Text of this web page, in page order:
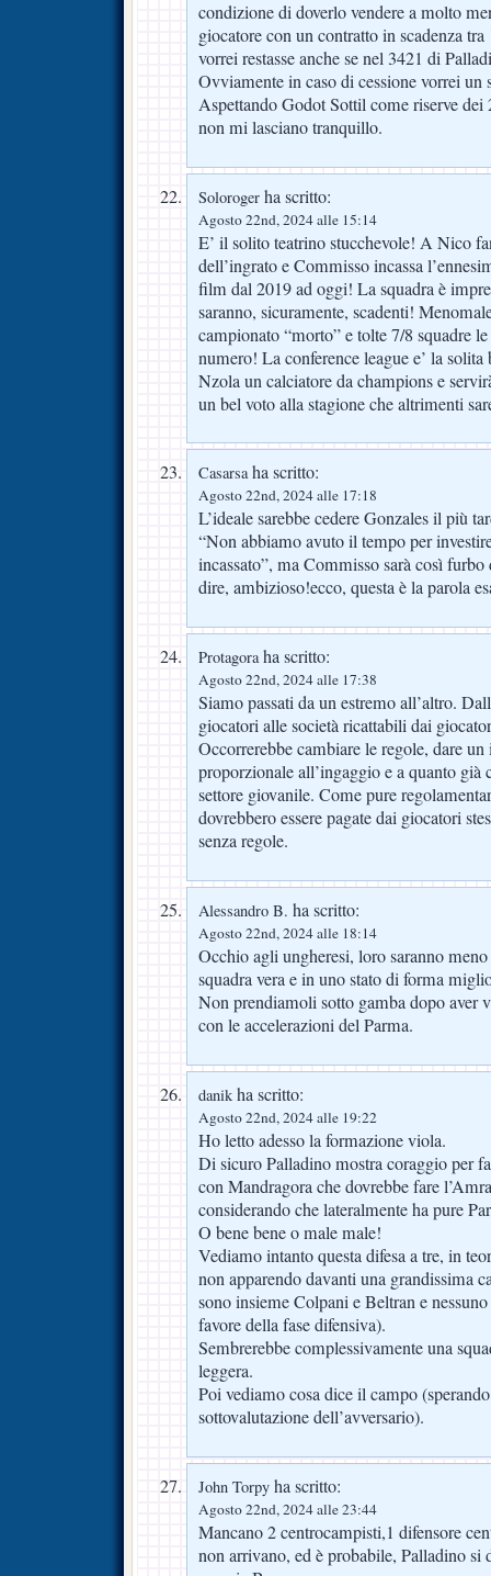
condizione di doverlo vendere a molto
giocatore con un contratto in scadenza
vorrei restasse anche se nel 3421 di
Ovviamente in caso di cessione vorrei un
Aspettando Godot Sottil come riserve
non mi lasciano tranquillo.
Soloroger ha scritto:
Agosto 22nd, 2024 alle 15:14
E’ il solito teatrino stucchevole! A Nico
dell’ingrato e Commisso incassa
film dal 2019 ad oggi! La squadra è
saranno, sicuramente, scadenti!
campionato “morto” e tolte 7/8 squadre
numero! La conference league e’ la
Nzola un calciatore da champions e
un bel voto alla stagione che altrimenti
Casarsaha scritto:
Agosto 22nd, 2024 alle 17:18
L’ideale sarebbe cedere Gonzales il più
“Non abbiamo avuto il tempo per
incassato”, ma Commisso sarà così
dire, ambizioso!ecco, questa è la parola
Protagoraha scritto:
Agosto 22nd, 2024 alle 17:38
Siamo passati da un estremo all’altro.
giocatori alle società ricattabili dai
Occorrerebbe cambiare le regole, dare
proporzionale all’ingaggio e a quanto
settore giovanile. Come pure
dovrebbero essere pagate dai giocatori
senza regole.
Alessandro B. ha scritto:
Agosto 22nd, 2024 alle 18:14
Occhio agli ungheresi, loro saranno
squadra vera e in uno stato di forma
Non prendiamoli sotto gamba dopo aver
con le accelerazioni del Parma.
danik ha scritto:
Agosto 22nd, 2024 alle 19:22
Ho letto adesso la formazione viola.
Di sicuro Palladino mostra coraggio per
con Mandragora che dovrebbe fare
considerando che lateralmente ha pure
O bene bene o male male!
Vediamo intanto questa difesa a tre, in
non apparendo davanti una grandissima
sono insieme Colpani e Beltran e
favore della fase difensiva).
Sembrerebbe complessivamente una
leggera.
Poi vediamo cosa dice il campo
sottovalutazione dell’avversario).
John Torpy ha scritto:
Agosto 22nd, 2024 alle 23:44
Mancano 2 centrocampisti,1 difensore
non arrivano, ed è probabile, Palladino